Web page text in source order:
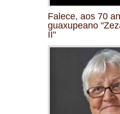
Falece, aos 70
guaxupeano
II"